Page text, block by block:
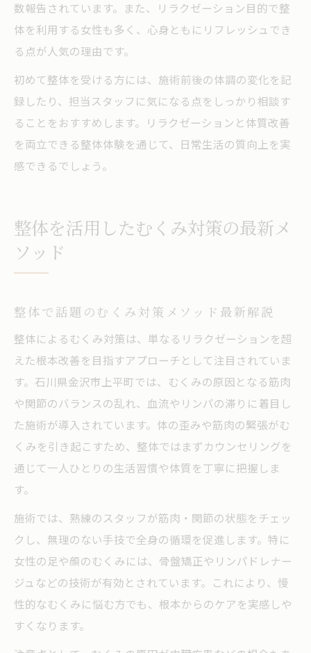
数報告されています。また、リラクゼーション目的で整
体を利用する女性も多く、心身ともにリフレッシュでき
る点が人気の理由です。
初めて整体を受ける方には、施術前後の体調の変化を記
録したり、担当スタッフに気になる点をしっかり相談す
ることをおすすめします。リラクゼーションと体質改善
を両立できる整体体験を通じて、日常生活の質向上を実
感できるでしょう。
整体を活用したむくみ対策の最新メ
ソッド
整体で話題のむくみ対策メソッド最新解説
整体によるむくみ対策は、単なるリラクゼーションを超
えた根本改善を目指すアプローチとして注目されていま
す。石川県金沢市上平町では、むくみの原因となる筋肉
や関節のバランスの乱れ、血流やリンパの滞りに着目し
た施術が導入されています。体の歪みや筋肉の緊張がむ
くみを引き起こすため、整体ではまずカウンセリングを
通じて一人ひとりの生活習慣や体質を丁寧に把握しま
す。
施術では、熟練のスタッフが筋肉・関節の状態をチェッ
クし、無理のない手技で全身の循環を促進します。特に
女性の足や顔のむくみには、骨盤矯正やリンパドレナー
ジュなどの技術が有効とされています。これにより、慢
性的なむくみに悩む方でも、根本からのケアを実感しや
すくなります。